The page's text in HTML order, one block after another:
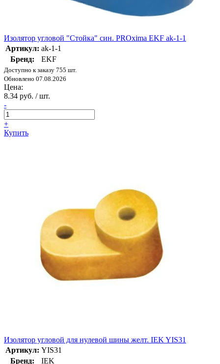
Изолятор угловой "Стойка" син. PROxima EKF ak-1-1
Артикул: ak-1-1
Бренд:
EKF
Доступно к заказу 755 шт.
Обновлено 07.08.2026
Цена:
8.34 руб. / шт.
-
+
Купить
Изолятор угловой для нулевой шины желт. IEK YIS31
Артикул: YIS31
Бренд:
IEK